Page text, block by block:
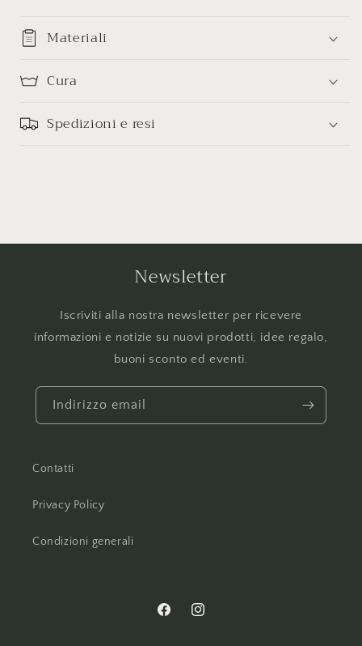
Materiali
Cura
Spedizioni e resi
Newsletter
Iscriviti alla nostra newsletter per ricevere
informazioni e notizie su nuovi prodotti, idee regalo,
buoni sconto ed eventi.
Indirizzo email
Contatti
Privacy Policy
Condizioni generali
FacebookInstagram